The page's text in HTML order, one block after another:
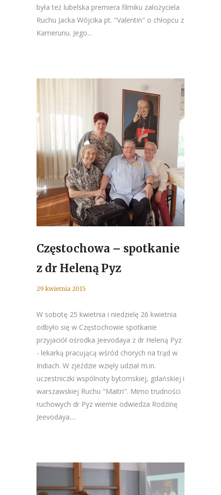
była też lubelska premiera filmiku założyciela
Ruchu Jacka Wójcika pt. "Valentin" o chłopcu z
Kamerunu. Jego...
Częstochowa – spotkanie
z dr Heleną Pyz
29 kwietnia 2015
W sobotę 25 kwietnia i niedzielę 26 kwietnia
odbyło się w Częstochowie spotkanie
przyjaciół ośrodka Jeevodaya z dr Heleną Pyz
- lekarką pracującą wśród chorych na trąd w
Indiach. W zjeździe wzięły udział m.in.
uczestniczki wspólnoty bytomskiej, gdańskiej i
warszawskiej Ruchu "Maitri". Mimo trudności
ruchowych dr Pyz wiernie odwiedza Rodzinę
Jeevodaya....